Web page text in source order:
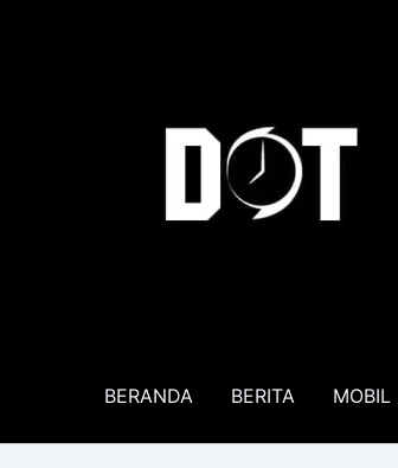
BERANDA BERITA MOBIL